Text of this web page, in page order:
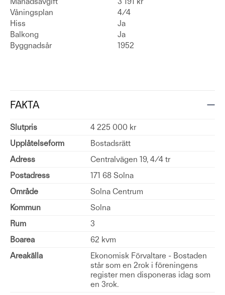
Våningsplan
4/4
Hiss
Ja
Balkong
Ja
Byggnadsår
1952
FAKTA
Slutpris
4 225 000 kr
Upplåtelseform
Bostadsrätt
Adress
Centralvägen 19, 4/4 tr
Postadress
171 68 Solna
Område
Solna Centrum
Kommun
Solna
Rum
3
Boarea
62 kvm
Areakälla
Ekonomisk Förvaltare - Bostaden
står som en 2rok i föreningens
register men disponeras idag som
en 3rok.